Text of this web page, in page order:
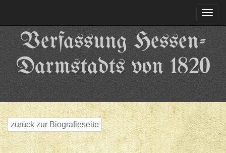
Verfassung Hessen-
Darmstadts von 1820
zurück zur Biografieseite